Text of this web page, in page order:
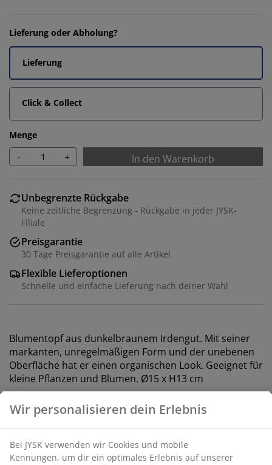
Lieferung oder Abholung?
Lieferung
Click & Collect
Menge
- + In den Warenkorb
Unbegrenzte Rückgabe
Keine zeitliche Begrenzung - Rückgabe in jeder JYSK-
Filiale
Preisgarantie
30 Tage Preisgarantie auf alle Artikel
Flexible Lieferoptionen
Schnelle und einfache Lieferung nach deiner Wahl
Blumentopf aus dunkelbraunem Irdengut. Mit seiner
markanten, unregelmäßigen Form und der unebenen
Oberfläche hat er einen organischen Look. Geeignet für
kleine Pflanzen und Blumen. Ø15 x H13 cm
Artikelnummer: 4912930
Wir personalisieren dein Erlebnis
Bei JYSK verwenden wir Cookies und mobile
Kennungen, um dir ein optimales Erlebnis auf unserer